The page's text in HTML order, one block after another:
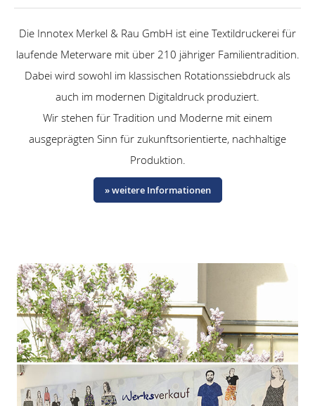
Die Innotex Merkel & Rau GmbH ist eine Textildruckerei für
laufende Meterware mit über 210 jähriger Familientradition.
Dabei wird sowohl im klassischen Rotationssiebdruck als
auch im modernen Digitaldruck produziert.
Wir stehen für Tradition und Moderne mit einem
ausgeprägten Sinn für zukunftsorientierte, nachhaltige
Produktion.
» weitere Informationen